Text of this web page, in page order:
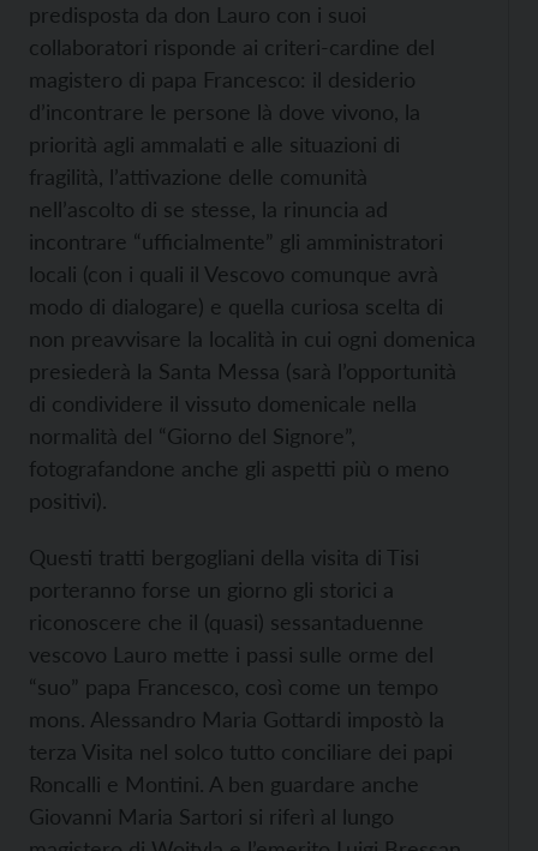
predisposta da don Lauro con i suoi
collaboratori risponde ai criteri-cardine del
magistero di papa Francesco: il desiderio
d’incontrare le persone là dove vivono, la
priorità agli ammalati e alle situazioni di
fragilità, l’attivazione delle comunità
nell’ascolto di se stesse, la rinuncia ad
incontrare “ufficialmente” gli amministratori
locali (con i quali il Vescovo comunque avrà
modo di dialogare) e quella curiosa scelta di
non preavvisare la località in cui ogni domenica
presiederà la Santa Messa (sarà l’opportunità
di condividere il vissuto domenicale nella
normalità del “Giorno del Signore”,
fotografandone anche gli aspetti più o meno
positivi).
Questi tratti bergogliani della visita di Tisi
porteranno forse un giorno gli storici a
riconoscere che il (quasi) sessantaduenne
vescovo Lauro mette i passi sulle orme del
“suo” papa Francesco, così come un tempo
mons. Alessandro Maria Gottardi impostò la
terza Visita nel solco tutto conciliare dei papi
Roncalli e Montini. A ben guardare anche
Giovanni Maria Sartori si riferì al lungo